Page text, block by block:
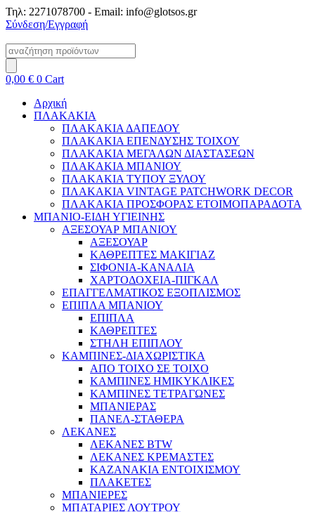
Μετάβαση
στο
Τηλ: 2271078700 - Email: info@glotsos.gr
Σύνδεση/Εγγραφή
Products
search
0,00 € 0 Cart
Αρχική
ΠΛΑΚΑΚΙΑ
ΠΛΑΚΑΚΙΑ ΔΑΠΕΔΟΥ
ΠΛΑΚΑΚΙΑ ΕΠΕΝΔΥΣΗΣ ΤΟΙΧΟΥ
ΠΛΑΚΑΚΙΑ ΜΕΓΑΛΩΝ ΔΙΑΣΤΑΣΕΩΝ
ΠΛΑΚΑΚΙΑ ΜΠΑΝΙΟΥ
ΠΛΑΚΑΚΙΑ ΤΥΠΟΥ ΞΥΛΟΥ
ΠΛΑΚΑΚΙΑ VINTAGE PATCHWORK DECOR
ΠΛΑΚΑΚΙΑ ΠΡΟΣΦΟΡΑΣ ΕΤΟΙΜΟΠΑΡΑΔΟΤΑ
ΜΠΑΝΙΟ-ΕΙΔΗ ΥΓΙΕΙΝΗΣ
ΑΞΕΣΟΥΑΡ ΜΠΑΝΙΟΥ
ΑΞΕΣΟΥΑΡ
ΚΑΘΡΕΠΤΕΣ ΜΑΚΙΓΙΑΖ
ΣΙΦΟΝΙΑ-ΚΑΝΑΛΙΑ
ΧΑΡΤΟΔΟΧΕΙΑ-ΠΙΓΚΑΛ
ΕΠΑΓΓΕΛΜΑΤΙΚΟΣ ΕΞΟΠΛΙΣΜΟΣ
ΕΠΙΠΛΑ ΜΠΑΝΙΟΥ
ΕΠΙΠΛΑ
ΚΑΘΡΕΠΤΕΣ
ΣΤΗΛΗ ΕΠΙΠΛΟΥ
ΚΑΜΠΙΝΕΣ-ΔΙΑΧΩΡΙΣΤΙΚΑ
ΑΠΟ ΤΟΙΧΟ ΣΕ ΤΟΙΧΟ
ΚΑΜΠΙΝΕΣ ΗΜΙΚΥΚΛΙΚΕΣ
ΚΑΜΠΙΝΕΣ ΤΕΤΡΑΓΩΝΕΣ
ΜΠΑΝΙΕΡΑΣ
ΠΑΝΕΛ-ΣΤΑΘΕΡΑ
ΛΕΚΑΝΕΣ
ΛΕΚΑΝΕΣ BTW
ΛΕΚΑΝΕΣ ΚΡΕΜΑΣΤΕΣ
ΚΑΖΑΝΑΚΙΑ ΕΝΤΟΙΧΙΣΜΟΥ
ΠΛΑΚΕΤΕΣ
ΜΠΑΝΙΕΡΕΣ
ΜΠΑΤΑΡΙΕΣ ΛΟΥΤΡΟΥ